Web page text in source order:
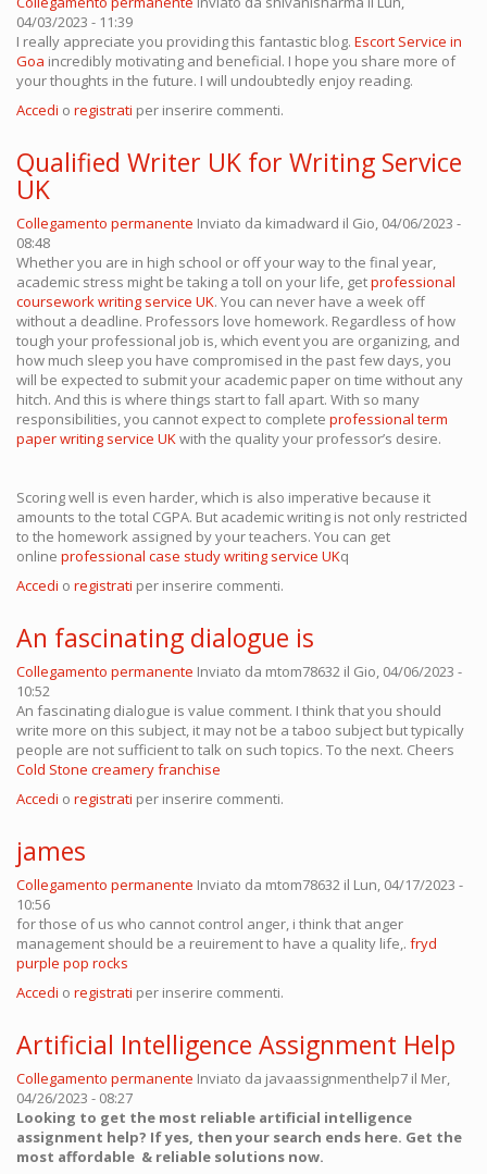
04/03/2023 - 11:39
I really appreciate you providing this fantastic blog. Escort Service in
Goa incredibly motivating and beneficial. I hope you share more of
your thoughts in the future. I will undoubtedly enjoy reading.
Accedi o registrati per inserire commenti.
Qualified Writer UK for Writing Service
UK
Collegamento permanente Inviato da kimadward il Gio, 04/06/2023 -
08:48
Whether you are in high school or off your way to the final year,
academic stress might be taking a toll on your life, getprofessional
coursework writing service UK. You can never have a week off
without a deadline. Professors love homework. Regardless of how
tough your professional job is, which event you are organizing, and
how much sleep you have compromised in the past few days, you
will be expected to submit your academic paper on time without any
hitch. And this is where things start to fall apart. With so many
responsibilities, you cannot expect to complete professional term
paper writing service UKwith the quality your professor’s desire.
Scoring well is even harder, which is also imperative because it
amounts to the total CGPA. But academic writing is not only restricted
to the homework assigned by your teachers. You can get
online professional case study writing service UKq
Accedi o registrati per inserire commenti.
An fascinating dialogue is
Collegamento permanente Inviato da mtom78632 il Gio, 04/06/2023 -
10:52
An fascinating dialogue is value comment. I think that you should
write more on this subject, it may not be a taboo subject but typically
people are not sufficient to talk on such topics. To the next. Cheers
Cold Stone creamery franchise
Accedi o registrati per inserire commenti.
james
Collegamento permanente Inviato da mtom78632 il Lun, 04/17/2023 -
10:56
for those of us who cannot control anger, i think that anger
management should be a reuirement to have a quality life,. fryd
purple pop rocks
Accedi o registrati per inserire commenti.
Artificial Intelligence Assignment Help
Collegamento permanente Inviato da javaassignmenthelp7 il Mer,
04/26/2023 - 08:27
Looking to get the most reliable artificial intelligence
assignment help? If yes, then your search ends here. Get the
most affordable & reliable solutions now.